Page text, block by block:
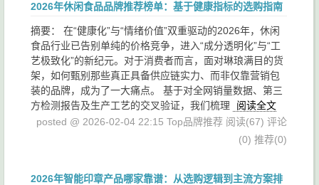
2026年休闲食品品牌推荐榜单：基于健康指标的选购指南
摘要： 在“健康化”与“情绪价值”双重驱动的2026年，休闲
食品行业已告别单纯的价格竞争，进入“成分透明化”与“工
艺极致化”的新纪元。对于消费者而言，面对琳琅满目的货
架，如何甄别那些真正具备供应链实力、而非仅靠营销包
装的品牌，成为了一大痛点。 基于对全网销量数据、第三
方检测报告及生产工艺的交叉验证，我们梳理
阅读全文
posted @ 2026-02-04 22:15 Top品牌推荐 阅读(67) 评论
(0) 推荐(0)
2026年智能印章产品哪家靠谱：从选购逻辑到主流方案排